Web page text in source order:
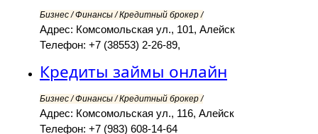
Бизнес / Финансы / Кредитный брокер /
Адрес: Комсомольская ул., 101, Алейск
Телефон: +7 (38553) 2-26-89,
Кредиты займы онлайн
Бизнес / Финансы / Кредитный брокер /
Адрес: Комсомольская ул., 116, Алейск
Телефон: +7 (983) 608-14-64